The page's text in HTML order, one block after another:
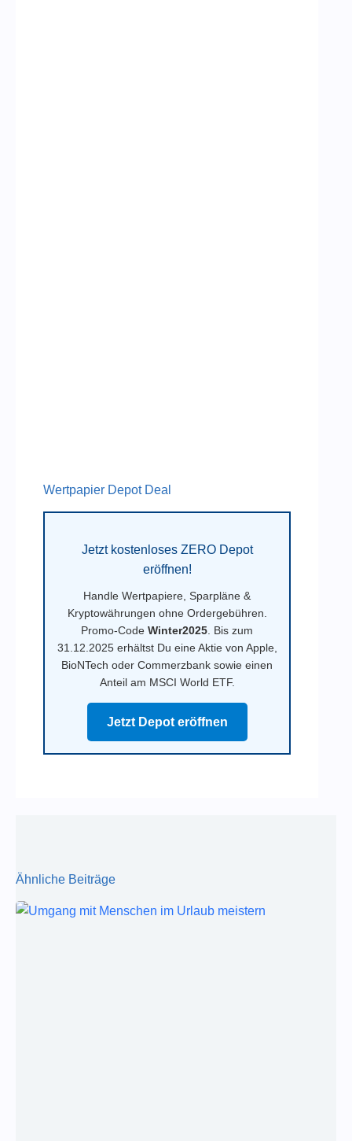
Wertpapier Depot Deal
Jetzt kostenloses ZERO Depot
eröffnen!
Handle Wertpapiere, Sparpläne &
Kryptowährungen ohne Ordergebühren.
Promo-CodeWinter2025. Bis zum
31.12.2025 erhältst Du eine Aktie von Apple,
BioNTech oder Commerzbank sowie einen
Anteil am MSCI World ETF.
Jetzt Depot eröffnen
Ähnliche Beiträge